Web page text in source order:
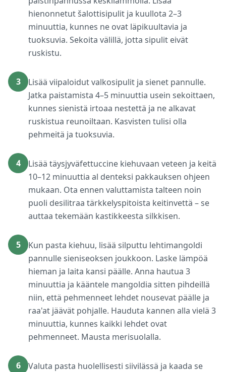
hienonnetut šalottisipulit ja kuullota 2–3
minuuttia, kunnes ne ovat läpikuultavia ja
tuoksuvia. Sekoita välillä, jotta sipulit eivät
ruskistu.
3
Lisää viipaloidut valkosipulit ja sienet pannulle.
Jatka paistamista 4–5 minuuttia usein sekoittaen,
kunnes sienistä irtoaa nestettä ja ne alkavat
ruskistua reunoiltaan. Kasvisten tulisi olla
pehmeitä ja tuoksuvia.
4
Lisää täysjyväfettuccine kiehuvaan veteen ja keitä
10–12 minuuttia al denteksi pakkauksen ohjeen
mukaan. Ota ennen valuttamista talteen noin
puoli desilitraa tärkkelyspitoista keitinvettä – se
auttaa tekemään kastikkeesta silkkisen.
5
Kun pasta kiehuu, lisää silputtu lehtimangoldi
pannulle sieniseoksen joukkoon. Laske lämpöä
hieman ja laita kansi päälle. Anna hautua 3
minuuttia ja kääntele mangoldia sitten pihdeillä
niin, että pehmenneet lehdet nousevat päälle ja
raa'at jäävät pohjalle. Hauduta kannen alla vielä 3
minuuttia, kunnes kaikki lehdet ovat
pehmenneet. Mausta merisuolalla.
6
Valuta pasta huolellisesti siivilässä ja kaada se